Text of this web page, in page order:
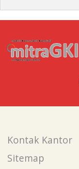
Kontak Kantor
Sitemap